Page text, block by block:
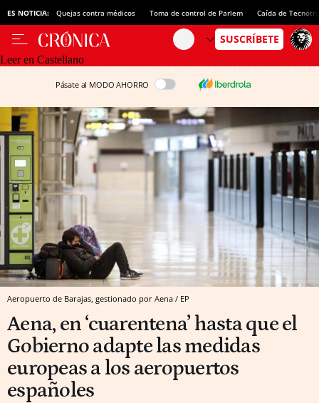
ES NOTICIA: Quejas contra médicos Toma de control de Parlem Caída de
Leer en Castellano
Pásate al MODO AHORRO
Aeropuerto de Barajas, gestionado por Aena / EP
Aena, en ‘cuarentena’ hasta que el
Gobierno adapte las medidas
europeas a los aeropuertos
españoles